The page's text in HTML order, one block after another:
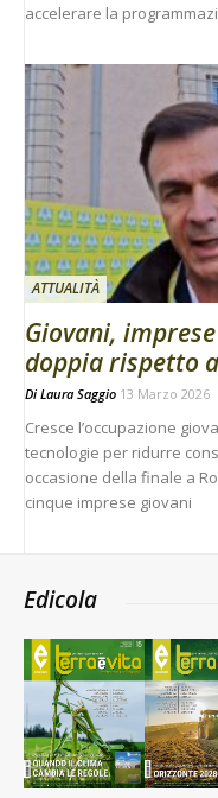
accelerare la
ATTUALITÀ
Giovani,
doppia rispetto
Di Laura Saggio 13 Marzo 2026
Cresce l’occupazione
tecnologie per ridurre
occasione della finale a
cinque imprese giovani
Edicola